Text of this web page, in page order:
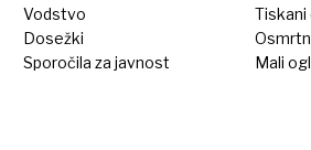
Vodstvo
Dosežki
Sporočila za javnost
Tiskani
Mali